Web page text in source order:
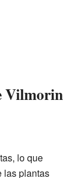
Vilmorin
lo que
las plantas